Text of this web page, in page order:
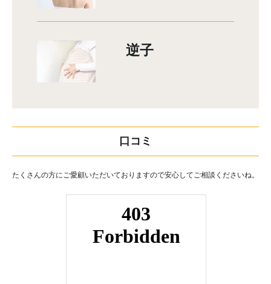
逆子
口コミ
たくさんの方にご愛顧いただいておりますので安心してご相談くださいね。